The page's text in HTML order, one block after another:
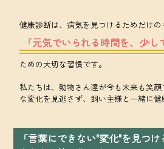
健康診断は、病気を見つけるためだけの
「元気でいられる時間を、少し
ための大切な習慣です。
私たちは、動物さん達が今も未来も笑
な変化を見逃さず、飼い主様と一緒に健
「言葉にできない"変化"を見つ